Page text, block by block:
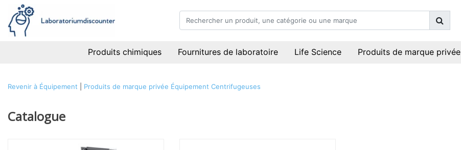
Produits chimiques Fournitures de laboratoire Life Science Produits de marque privée
Revenir à Équipement Produits de marque privée Équipement Centrifugeuses
Catalogue